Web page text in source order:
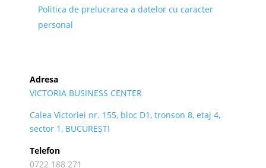
Politica de prelucrarea a datelor cu caracter
personal
Adresa
VICTORIA BUSINESS CENTER
Calea Victoriei nr. 155, bloc D1, tronson 8, etaj 4,
sector 1, BUCUREȘTI
Telefon
0722 188 271